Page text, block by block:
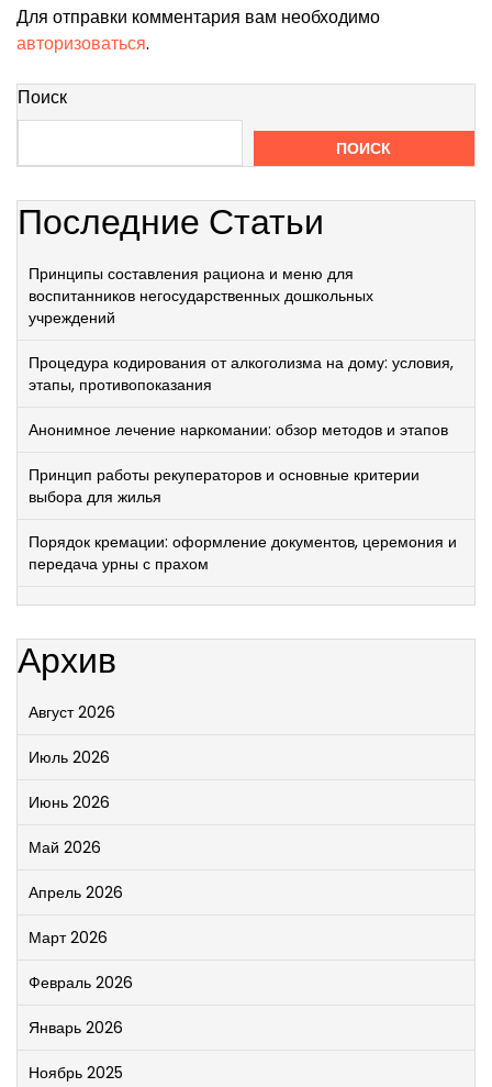
Для отправки комментария вам необходимо
авторизоваться.
Поиск
ПОИСК
Последние Статьи
Принципы составления рациона и меню для
воспитанников негосударственных дошкольных
учреждений
Процедура кодирования от алкоголизма на дому: условия,
этапы, противопоказания
Анонимное лечение наркомании: обзор методов и этапов
Принцип работы рекуператоров и основные критерии
выбора для жилья
Порядок кремации: оформление документов, церемония и
передача урны с прахом
Архив
Август 2026
Июль 2026
Июнь 2026
Май 2026
Апрель 2026
Март 2026
Февраль 2026
Январь 2026
Ноябрь 2025